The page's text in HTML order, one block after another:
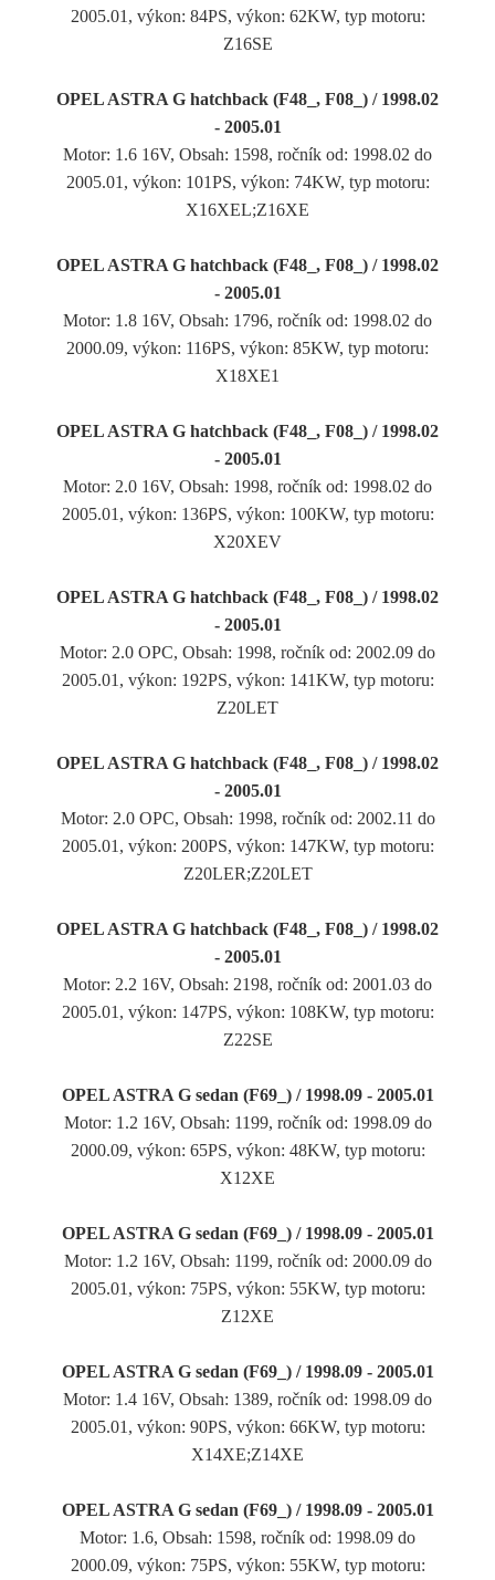
2005.01, výkon: 84PS, výkon: 62KW, typ motoru:
Z16SE
OPEL ASTRA G hatchback (F48_, F08_) / 1998.02
- 2005.01
Motor: 1.6 16V, Obsah: 1598, ročník od: 1998.02 do
2005.01, výkon: 101PS, výkon: 74KW, typ motoru:
X16XEL;Z16XE
OPEL ASTRA G hatchback (F48_, F08_) / 1998.02
- 2005.01
Motor: 1.8 16V, Obsah: 1796, ročník od: 1998.02 do
2000.09, výkon: 116PS, výkon: 85KW, typ motoru:
X18XE1
OPEL ASTRA G hatchback (F48_, F08_) / 1998.02
- 2005.01
Motor: 2.0 16V, Obsah: 1998, ročník od: 1998.02 do
2005.01, výkon: 136PS, výkon: 100KW, typ motoru:
X20XEV
OPEL ASTRA G hatchback (F48_, F08_) / 1998.02
- 2005.01
Motor: 2.0 OPC, Obsah: 1998, ročník od: 2002.09 do
2005.01, výkon: 192PS, výkon: 141KW, typ motoru:
Z20LET
OPEL ASTRA G hatchback (F48_, F08_) / 1998.02
- 2005.01
Motor: 2.0 OPC, Obsah: 1998, ročník od: 2002.11 do
2005.01, výkon: 200PS, výkon: 147KW, typ motoru:
Z20LER;Z20LET
OPEL ASTRA G hatchback (F48_, F08_) / 1998.02
- 2005.01
Motor: 2.2 16V, Obsah: 2198, ročník od: 2001.03 do
2005.01, výkon: 147PS, výkon: 108KW, typ motoru:
Z22SE
OPEL ASTRA G sedan (F69_) / 1998.09 - 2005.01
Motor: 1.2 16V, Obsah: 1199, ročník od: 1998.09 do
2000.09, výkon: 65PS, výkon: 48KW, typ motoru:
X12XE
OPEL ASTRA G sedan (F69_) / 1998.09 - 2005.01
Motor: 1.2 16V, Obsah: 1199, ročník od: 2000.09 do
2005.01, výkon: 75PS, výkon: 55KW, typ motoru:
Z12XE
OPEL ASTRA G sedan (F69_) / 1998.09 - 2005.01
Motor: 1.4 16V, Obsah: 1389, ročník od: 1998.09 do
2005.01, výkon: 90PS, výkon: 66KW, typ motoru:
X14XE;Z14XE
OPEL ASTRA G sedan (F69_) / 1998.09 - 2005.01
Motor: 1.6, Obsah: 1598, ročník od: 1998.09 do
2000.09, výkon: 75PS, výkon: 55KW, typ motoru: